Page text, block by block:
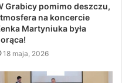
Grabicy pomimo deszczu,
na koncercie
Martyniuka była
18 maja, 2026